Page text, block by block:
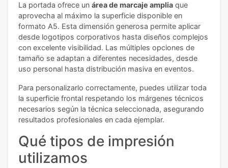
La portada ofrece un área de marcaje amplia que
aprovecha al máximo la superficie disponible en
formato A5. Esta dimensión generosa permite aplicar
desde logotipos corporativos hasta diseños complejos
con excelente visibilidad. Las múltiples opciones de
tamaño se adaptan a diferentes necesidades, desde
uso personal hasta distribución masiva en eventos.
Para personalizarlo correctamente, puedes utilizar toda
la superficie frontal respetando los márgenes técnicos
necesarios según la técnica seleccionada, asegurando
resultados profesionales en cada ejemplar.
Qué tipos de impresión
utilizamos